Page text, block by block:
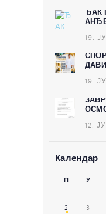
ЂАК
19.
19.
12.
Календар
П У
2 3